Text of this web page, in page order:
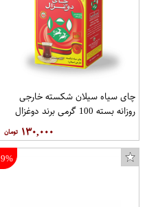
چای سیاه سیلان شکسته خارجی
روزانه بسته 100 گرمی برند دوغزال
۱۳۰,۰۰۰
9%